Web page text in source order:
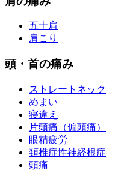
五十肩
肩こり
頭・首の痛み
ストレートネック
めまい
寝違え
片頭痛（偏頭痛）
眼精疲労
頚椎症性神経根症
頭痛